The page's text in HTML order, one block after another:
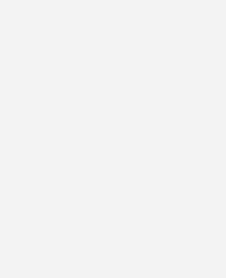
Tauwetter zwischen Helmut Kohl und
um die Energiewende in Gang zu bringen.
melden Sie sich für unseren
Gruppe um Hans-Josef Fell – und
Scheer brachten das EEG seinerzeit
in den eigenen Reihen, wobei vor
eigenen Genossen auf Unverständnis
Wolfgang Clement
Lobbyist der Kohlekonzerne.
stoppen